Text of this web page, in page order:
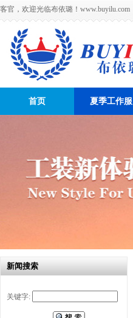
客官，欢迎光临布依璐！ www.buyilu.com
首页 夏季工作服
新闻搜索
关键字: